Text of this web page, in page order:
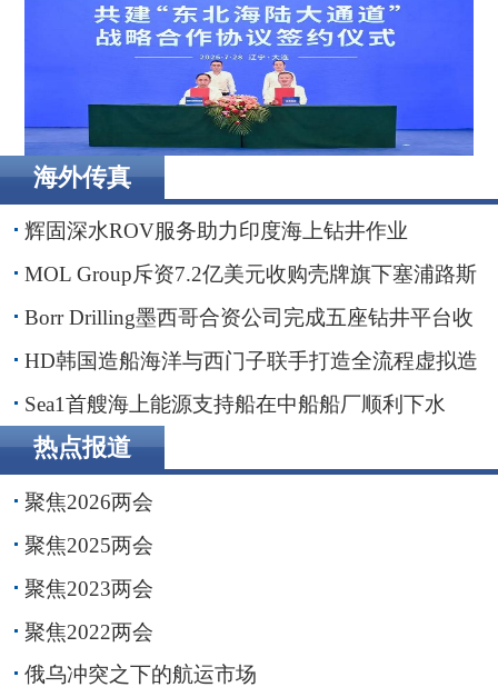
Borr Drilling墨西哥合资公司完成五座钻井平台收购，交易
额2.87亿美元
辽港集团携手国铁沈阳局，落地多项重点合作项目
海外传真
辉固深水ROV服务助力印度海上钻井作业
MOL Group斥资7.2亿美元收购壳牌旗下塞浦路斯
子公司
Borr Drilling墨西哥合资公司完成五座钻井平台收
购，交易额2.87亿美元
HD韩国造船海洋与西门子联手打造全流程虚拟造
船平台
Sea1首艘海上能源支持船在中船船厂顺利下水
热点报道
聚焦2026两会
聚焦2025两会
聚焦2023两会
聚焦2022两会
俄乌冲突之下的航运市场